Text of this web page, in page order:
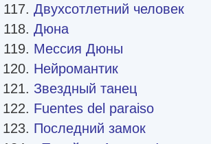
Двухсотлетний человек
Дюна
Мессия Дюны
Нейромантик
Звездный танец
Fuentes del paraiso
Последний замок